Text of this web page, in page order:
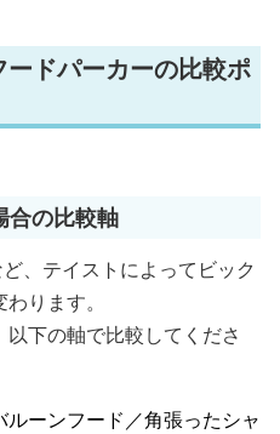
ドパーカーの比較ポ
合の比較軸
、テイストによってビック
ります。
下の軸で比較してくださ
ルーンフード／角張ったシャ